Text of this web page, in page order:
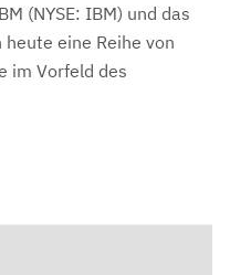
(NYSE: IBM) und das
eine Reihe von
im Vorfeld des